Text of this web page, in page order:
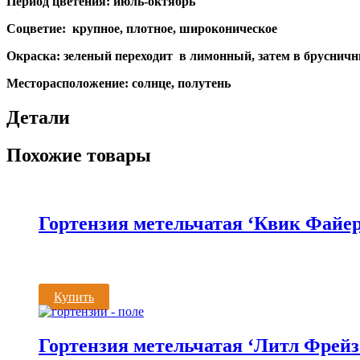
Соцветие: крупное, плотное,
Окраска: зеленый переходит в лимонный, затем в
Месторасположение: солнце, полутень
Детали
Похожие товары
Гортензия метельчатая ‘Квик
Купить
Гортензия метельчатая ‘Литл